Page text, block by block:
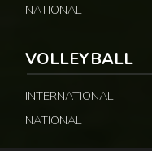
NATIONAL
VOLLEYBALL
INTERNATIONAL
NATIONAL